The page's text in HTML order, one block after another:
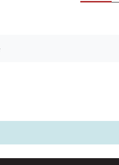
los foros